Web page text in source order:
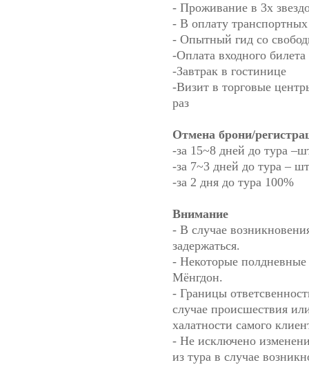
- Проживание в 3х
- В оплату
- Опытный гид со
-Оплата входного билета
-Завтрак в гостинице
-Визит в торговые
раз
Отмена брони/
-за 15~8 дней до тура
-за 7~3 дней до тура –
-за 2 дня до тура 100%
Внимание
- В случае
задержаться.
- Некоторые
Мёнгдон.
- Границы
случае происшествия
халатности самого
- Не исключено
из тура в случае